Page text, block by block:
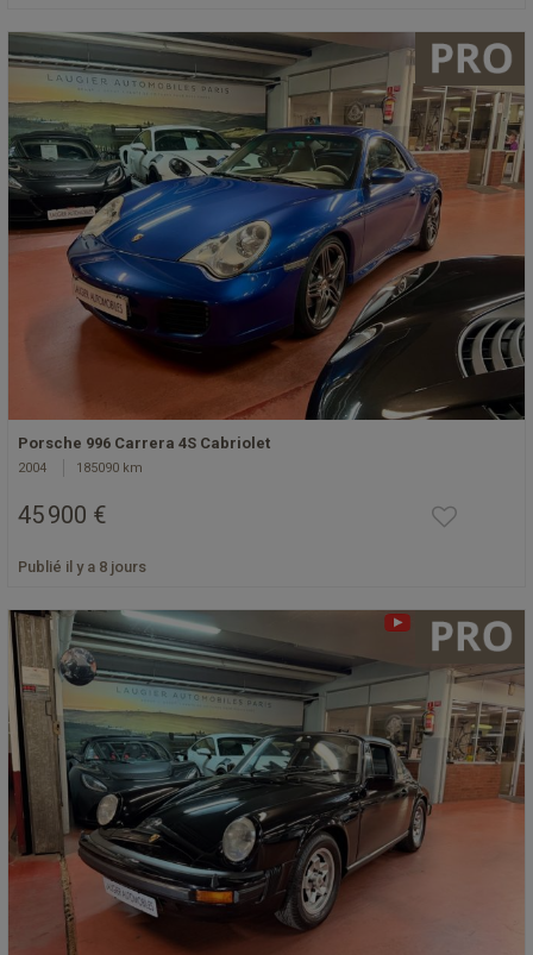
Porsche 996 Carrera 4S Cabriolet
2004 185090 km
45 900 €
Publié il y a 8 jours